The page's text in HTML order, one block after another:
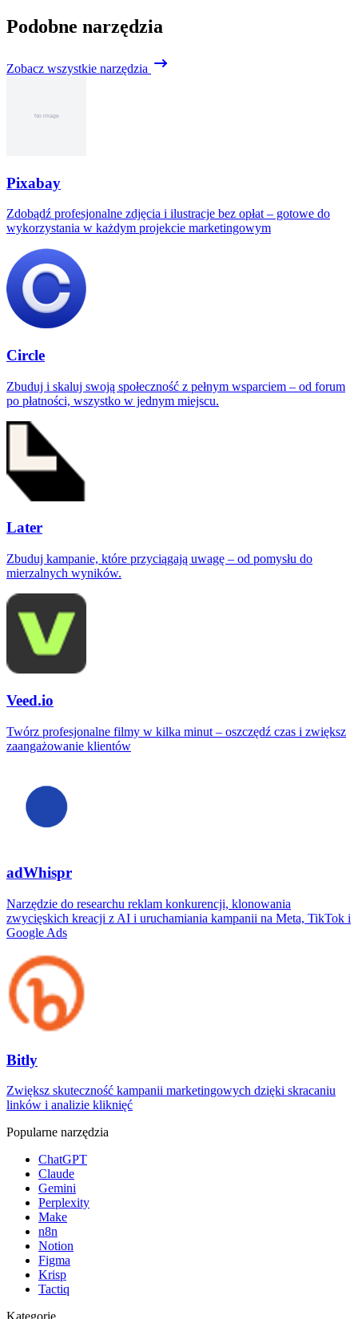
Podobne narzędzia
Zobacz wszystkie narzędzia
Pixabay
Zdobądź profesjonalne zdjęcia i ilustracje bez opłat – gotowe do
wykorzystania w każdym projekcie marketingowym
Circle
Zbuduj i skaluj swoją społeczność z pełnym wsparciem – od forum
po płatności, wszystko w jednym miejscu.
Later
Zbuduj kampanie, które przyciągają uwagę – od pomysłu do
mierzalnych wyników.
Veed.io
Twórz profesjonalne filmy w kilka minut – oszczędź czas i zwiększ
zaangażowanie klientów
adWhispr
Narzędzie do researchu reklam konkurencji, klonowania
zwycięskich kreacji z AI i uruchamiania kampanii na Meta, TikTok i
Google Ads
Bitly
Zwiększ skuteczność kampanii marketingowych dzięki skracaniu
linków i analizie kliknięć
Popularne narzędzia
ChatGPT
Claude
Gemini
Perplexity
Make
n8n
Notion
Figma
Krisp
Tactiq